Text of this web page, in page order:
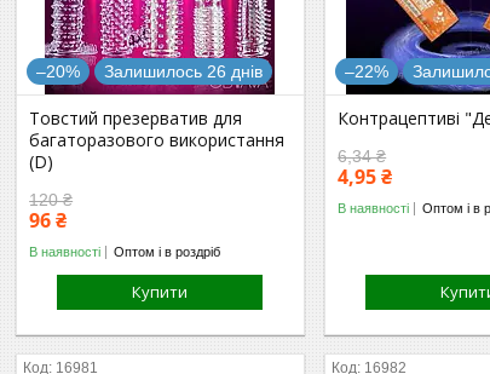
–20% Залишилось 26 днів
Товстий презерватив для
багаторазового використання
(D)
120 ₴
96 ₴
В наявності Оптом і в роздріб
Купити
–22%
Контрацептиві
6,34 ₴
4,95 ₴
В наявності Оптом і в
16981 16982